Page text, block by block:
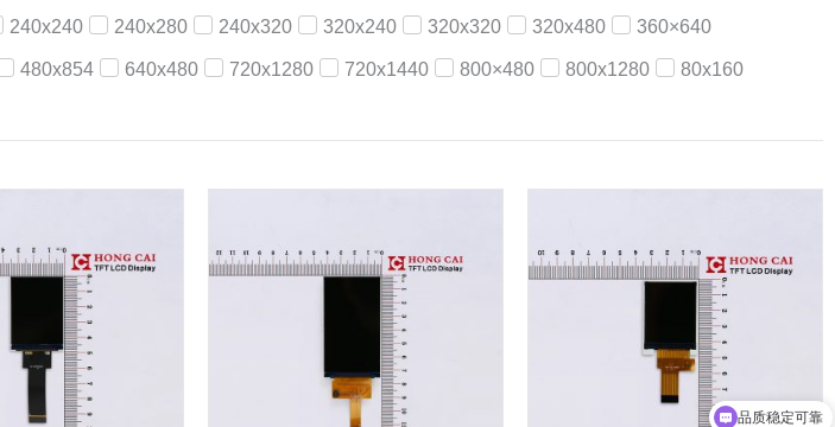
240x240 240x280 240x320 320x240 320x320 320x480 360×640
480x854 640x480 720x1280 720x1440 800×480 800x1280 80x160
品质稳定可靠